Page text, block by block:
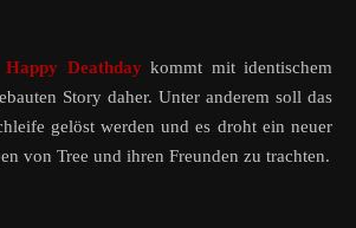
Happy Deathdaykommt mit identischem
Story daher. Unter anderem soll das
gelöst werden und es droht ein neuer
von Tree und ihren Freunden zu trachten.